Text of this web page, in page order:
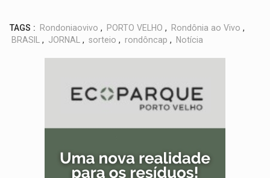
TAGS : Rondoniaovivo , PORTO VELHO , Rondônia ao Vivo ,
BRASIL , JORNAL , sorteio , rondôncap , Notícia